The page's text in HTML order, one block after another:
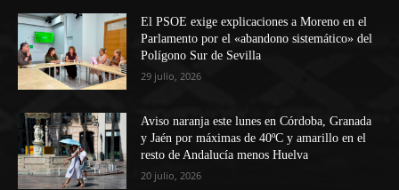
El PSOE exige explicaciones a Moreno en el
Parlamento por el «abandono sistemático» del
Polígono Sur de Sevilla
29 julio, 2026
Aviso naranja este lunes en Córdoba, Granada
y Jaén por máximas de 40ºC y amarillo en el
resto de Andalucía menos Huelva
20 julio, 2026